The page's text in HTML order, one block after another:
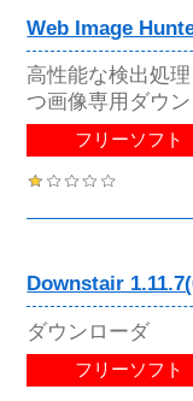
Web Image
高性能な検出処
つ画像専用ダウ
フリーソフト
Downstair
ダウンローダ
フリーソフト